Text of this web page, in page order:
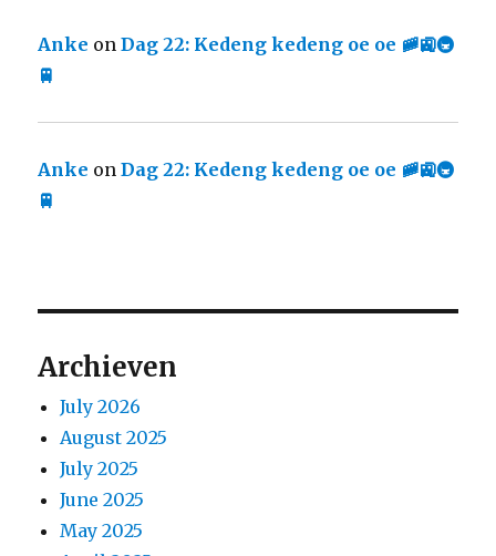
Anke onDag 22: Kedeng kedeng oe oe 🚞🚉🚇
🚆
Anke onDag 22: Kedeng kedeng oe oe 🚞🚉🚇
🚆
Archieven
July 2026
August 2025
July 2025
June 2025
May 2025